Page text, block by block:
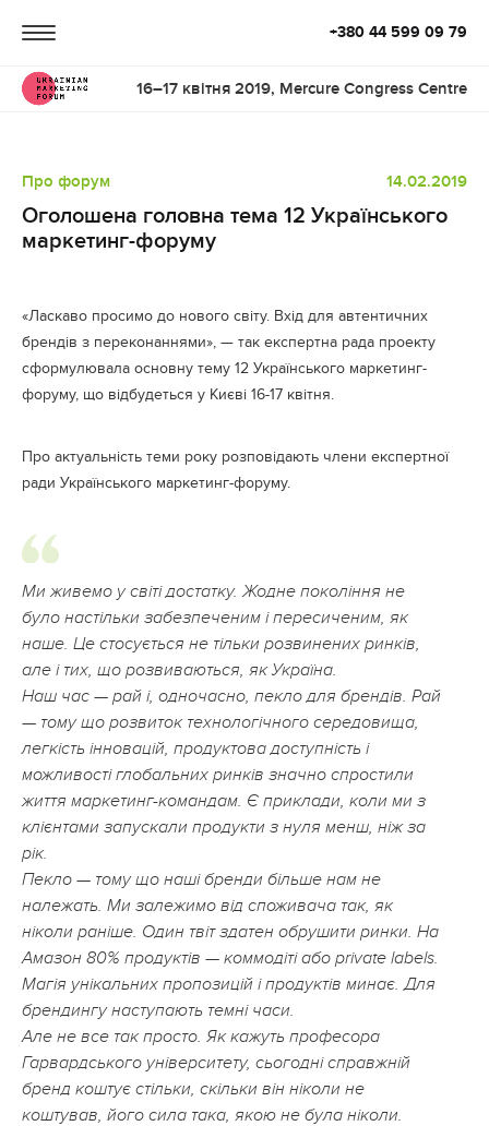
+380 44 599 09 79
16–17 квітня 2019, Mercure Congress Centre
Про форум 14.02.2019
Оголошена головна тема 12 Українського
маркетинг-форуму
«Ласкаво просимо до нового світу. Вхід для автентичних
брендів з переконаннями», — так експертна рада проекту
сформулювала основну тему 12 Українського маркетинг-
форуму, що відбудеться у Києві 16-17 квітня.
Про актуальність теми року розповідають члени експертної
ради Українського маркетинг-форуму.
Ми живемо у світі достатку. Жодне покоління не
було настільки забезпеченим і пересиченим, як
наше. Це стосується не тільки розвинених ринків,
але і тих, що розвиваються, як Україна.
Наш час — рай і, одночасно, пекло для брендів. Рай
— тому що розвиток технологічного середовища,
легкість інновацій, продуктова доступність і
можливості глобальних ринків значно спростили
життя маркетинг-командам. Є приклади, коли ми з
клієнтами запускали продукти з нуля менш, ніж за
рік.
Пекло — тому що наші бренди більше нам не
належать. Ми залежимо від споживача так, як
ніколи раніше. Один твіт здатен обрушити ринки. На
Амазон 80% продуктів — коммодіті або private labels.
Магія унікальних пропозицій і продуктів минає. Для
брендингу наступають темні часи.
Але не все так просто. Як кажуть професора
Гарвардського університету, сьогодні справжній
бренд коштує стільки, скільки він ніколи не
коштував, його сила така, якою не була ніколи.